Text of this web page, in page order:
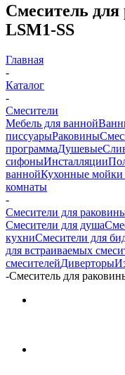
Смеситель
LSM1-SS
Главная
-
Каталог
-
Смесители
Мебель для ванной
писсуарыРаковины
программаДушевые
сифоныИнсталляции
ваннойКухонные мойки
комнаты
-
Смесители для
Смесители для душа
кухниСмесители для
для встраиваемых
смесителейДиверторы
-Смеситель для